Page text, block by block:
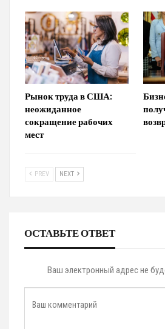
Рынок труда в США:
неожиданное
сокращение рабочих
мест
PREV NEXT
ОСТАВЬТЕ ОТВЕТ
Ваш электронный адрес не